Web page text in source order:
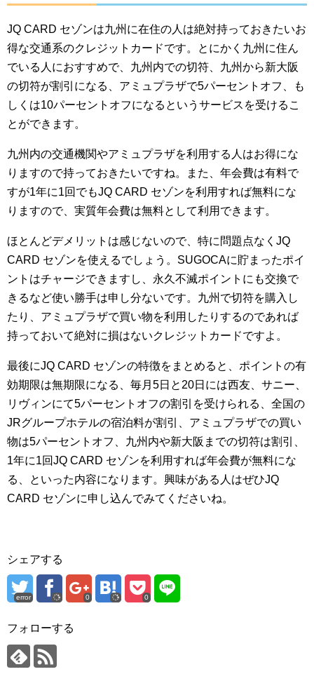
JQ CARD セゾンは九州に在住の人は絶対持っておきたいお
得な交通系のクレジットカードです。とにかく九州に住ん
でいる人におすすめで、九州内での切符、九州から新大阪
の切符が割引になる、アミュプラザで5パーセントオフ、も
しくは10パーセントオフになるというサービスを受けるこ
とができます。
九州内の交通機関やアミュプラザを利用する人はお得にな
りますので持っておきたいですね。また、年会費は有料で
すが1年に1回でもJQ CARD セゾンを利用すれば無料にな
りますので、実質年会費は無料として利用できます。
ほとんどデメリットは感じないので、特に問題点なくJQ
CARD セゾンを使えるでしょう。SUGOCAに貯まったポイ
ントはチャージできますし、永久不滅ポイントにも交換で
きるなど使い勝手は申し分ないです。九州で切符を購入し
たり、アミュプラザで買い物を利用したりするのであれば
持っておいて絶対に損はないクレジットカードですよ。
最後にJQ CARD セゾンの特徴をまとめると、ポイントの有
効期限は無期限になる、毎月5日と20日には西友、サニー、
リヴィンにて5パーセントオフの割引を受けられる、全国の
JRグループホテルの宿泊料が割引、アミュプラザでの買い
物は5パーセントオフ、九州内や新大阪までの切符は割引、
1年に1回JQ CARD セゾンを利用すれば年会費が無料にな
る、といった内容になります。興味がある人はぜひJQ
CARD セゾンに申し込んでみてくださいね。
シェアする
error 0 0
フォローする